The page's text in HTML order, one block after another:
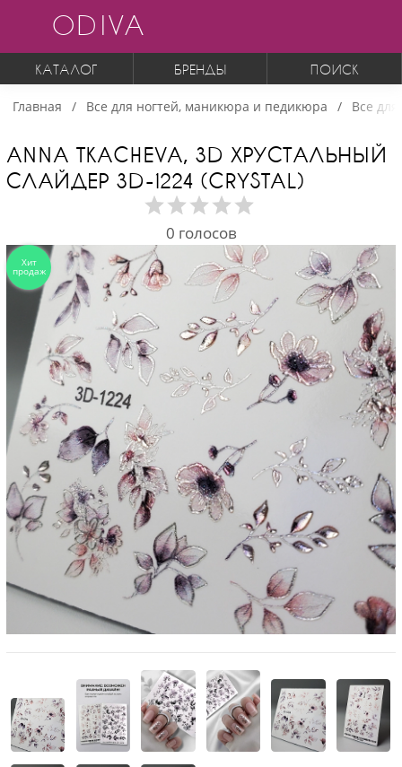
ODIVA
КАТАЛОГ БРЕНДЫ ПОИСК
Главная Все для ногтей, маникюра и педикюра Все
ANNA TKACHEVA, 3D ХРУСТАЛЬНЫЙ
СЛАЙДЕР 3D-1224 (CRYSTAL)
0 голосов